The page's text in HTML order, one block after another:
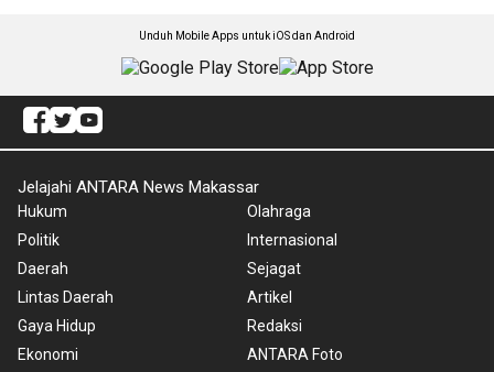
Unduh Mobile Apps untuk iOS dan Android
Jelajahi ANTARA News Makassar
Hukum
Politik
Daerah
Lintas Daerah
Gaya Hidup
Ekonomi
Olahraga
Internasional
Sejagat
Artikel
Redaksi
ANTARA Foto